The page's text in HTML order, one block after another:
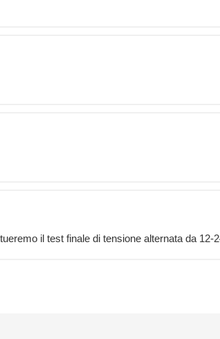
il test finale di tensione alternata da 12-